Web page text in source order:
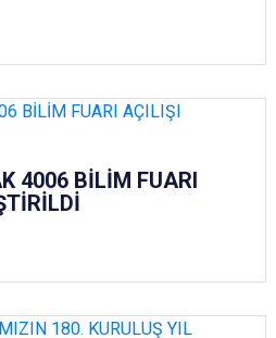
4006 BİLİM FUARI